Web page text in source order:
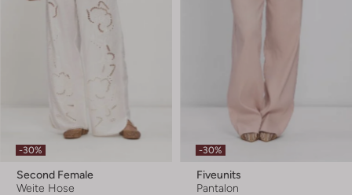
-30%
Second Female
Weite Hose
-30%
Fiveunits
Pantalon